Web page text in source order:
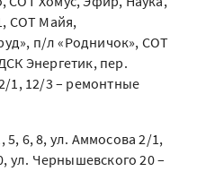
СОТ Майя,
п/л «Родничок», СОТ
Энергетик, пер.
1, 12/3 – ремонтные
5, 6, 8, ул. Аммосова 2/1,
ул. Чернышевского 20 –